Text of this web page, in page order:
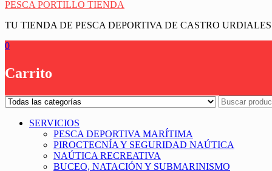
PESCA PORTILLO TIENDA
TU TIENDA DE PESCA DEPORTIVA DE CASTRO URDIALES
0
Carrito
SERVICIOS
PESCA DEPORTIVA MARÍTIMA
PIROCTECNÍA Y SEGURIDAD NAÚTICA
NAÚTICA RECREATIVA
BUCEO, NATACIÓN Y SUBMARINISMO